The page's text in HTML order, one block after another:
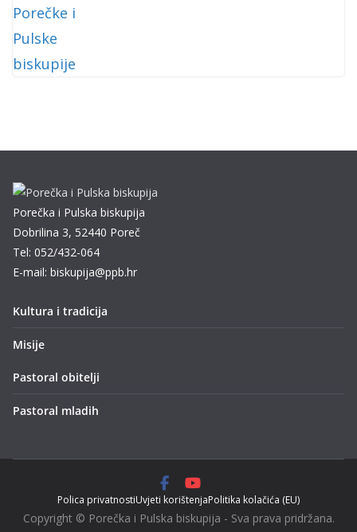
Porečka i Pulska biskupija
Dobrilina 3, 52440 Poreč
Tel: 052/432-064
E-mail: biskupija@ppb.hr
Kultura i tradicija
Misije
Pastoral obitelji
Pastoral mladih
Polica privatnostiUvjeti korištenjaPolitika kolačića (EU)
Copyright © Porečka i Pulska biskupija - Sva prava pridržana.